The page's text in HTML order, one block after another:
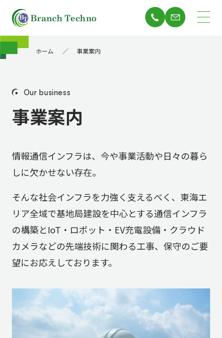
ホーム 事業案内
Our business
事業案内
情報通信インフラは、今や事業活動や日々の暮ら
しに欠かせない存在。
そんな社会インフラを力強く支えるべく、東海エ
リア全域で基地局建設を中心とする通信インフラ
の構築とIoT・ロボット・EV充電設備・クラウド
カメラなどの先端技術に関わる工事、保守のご要
望にお応えしております。